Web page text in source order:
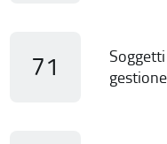
71
gestione